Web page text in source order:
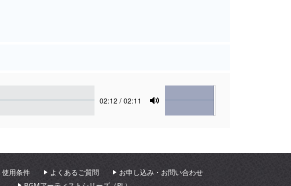
Current
02:12 / 02:11
Mute
Volume
使用条件 よくあるご質問
お申し込み・お問い合わせ